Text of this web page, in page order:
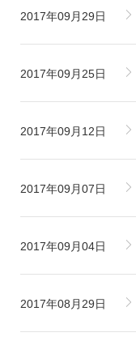
2017年09月29日
2017年09月25日
2017年09月12日
2017年09月07日
2017年09月04日
2017年08月29日